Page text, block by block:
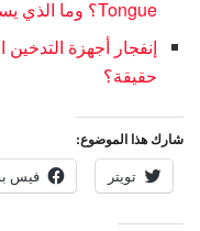
Tongue؟ وما الذي يسببه وكيفية علاجه؟
إنفجار أجهزة
حقيقة؟
شارك هذا الموضوع:
تويتر
فيس